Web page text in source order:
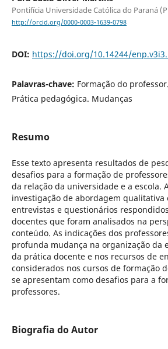
Pontifícia Universidade Católica do Paraná
http://orcid.org/0000-0003-1639-0798
DOI: https://doi.org/10.14244/
Palavras-chave: Formação do
Prática pedagógica. Mudanças
Resumo
Esse texto apresenta resultados de
desafios para a formação de
da relação da universidade e a escola.
investigação de abordagem qualitativa
entrevistas e questionários
docentes que foram analisados na
conteúdo. As indicações dos
profunda mudança na organização da
da prática docente e nos recursos de
considerados nos cursos de formação
se apresentam como desafios para a
professores.
Biografia do Autor